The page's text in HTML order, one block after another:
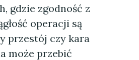
gdzie zgodność z
operacji są
przestój czy kara
może przebić